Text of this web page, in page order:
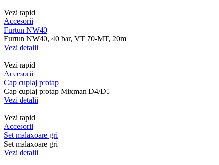
Vezi rapid
Accesorii
Furtun NW40
Furtun NW40, 40 bar, VT 70-MT, 20m
Vezi detalii
Vezi rapid
Accesorii
Cap cuplaj protap
Cap cuplaj protap Mixman D4/D5
Vezi detalii
Vezi rapid
Accesorii
Set malaxoare gri
Set malaxoare gri
Vezi detalii